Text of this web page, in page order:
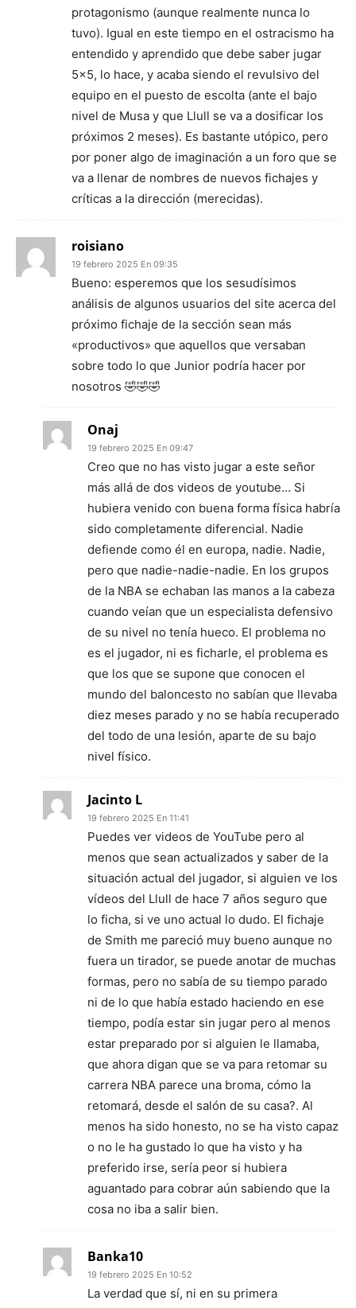
protagonismo (aunque realmente nunca lo
tuvo). Igual en este tiempo en el ostracismo ha
entendido y aprendido que debe saber jugar
5×5, lo hace, y acaba siendo el revulsivo del
equipo en el puesto de escolta (ante el bajo
nivel de Musa y que Llull se va a dosificar los
próximos 2 meses). Es bastante utópico, pero
por poner algo de imaginación a un foro que se
va a llenar de nombres de nuevos fichajes y
críticas a la dirección (merecidas).
roisiano
19 febrero 2025 En 09:35
Bueno: esperemos que los sesudísimos
análisis de algunos usuarios del site acerca del
próximo fichaje de la sección sean más
«productivos» que aquellos que versaban
sobre todo lo que Junior podría hacer por
nosotros 🤣🤣🤣
Onaj
19 febrero 2025 En 09:47
Creo que no has visto jugar a este señor
más allá de dos videos de youtube… Si
hubiera venido con buena forma física habría
sido completamente diferencial. Nadie
defiende como él en europa, nadie. Nadie,
pero que nadie-nadie-nadie. En los grupos
de la NBA se echaban las manos a la cabeza
cuando veían que un especialista defensivo
de su nivel no tenía hueco. El problema no
es el jugador, ni es ficharle, el problema es
que los que se supone que conocen el
mundo del baloncesto no sabían que llevaba
diez meses parado y no se había recuperado
del todo de una lesión, aparte de su bajo
nivel físico.
Jacinto L
19 febrero 2025 En 11:41
Puedes ver videos de YouTube pero al
menos que sean actualizados y saber de la
situación actual del jugador, si alguien ve los
vídeos del Llull de hace 7 años seguro que
lo ficha, si ve uno actual lo dudo. El fichaje
de Smith me pareció muy bueno aunque no
fuera un tirador, se puede anotar de muchas
formas, pero no sabía de su tiempo parado
ni de lo que había estado haciendo en ese
tiempo, podía estar sin jugar pero al menos
estar preparado por si alguien le llamaba,
que ahora digan que se va para retomar su
carrera NBA parece una broma, cómo la
retomará, desde el salón de su casa?. Al
menos ha sido honesto, no se ha visto capaz
o no le ha gustado lo que ha visto y ha
preferido irse, sería peor si hubiera
aguantado para cobrar aún sabiendo que la
cosa no iba a salir bien.
Banka10
19 febrero 2025 En 10:52
La verdad que sí, ni en su primera